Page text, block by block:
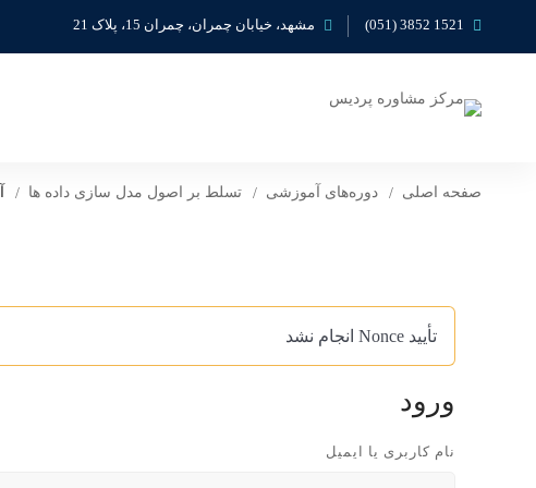
1521 3852 (051) مشهد، خیابان چمران، چمران 15، پلاک 21
صفحه اصلی دوره‌های آموزشی تسلط بر اصول مدل سازی داده ها
تأیید Nonce انجام نشد
ورود
نام کاربری یا ایمیل